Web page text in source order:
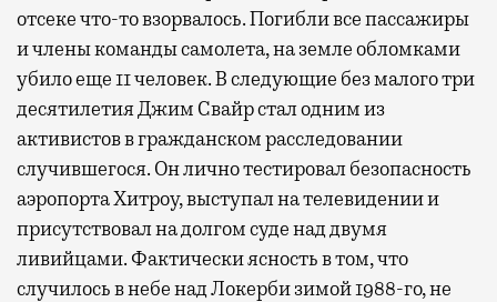
отсеке что-то взорвалось. Погибли все пассажиры
и члены команды самолета, на земле обломками
убило еще 11 человек. В следующие без малого три
десятилетия Джим Свайр стал одним из
активистов в гражданском расследовании
случившегося. Он лично тестировал безопасность
аэропорта Хитроу, выступал на телевидении и
присутствовал на долгом суде над двумя
ливийцами. Фактически ясность в том, что
случилось в небе над Локерби зимой 1988-го, не